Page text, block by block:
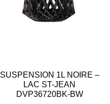
SUSPENSION 1L NOIRE –
LAC ST-JEAN
DVP36720BK-BW